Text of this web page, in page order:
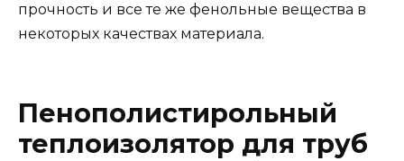
прочность и все те же фенольные вещества в
некоторых качествах материала.
Пенополистирольный
теплоизолятор для труб